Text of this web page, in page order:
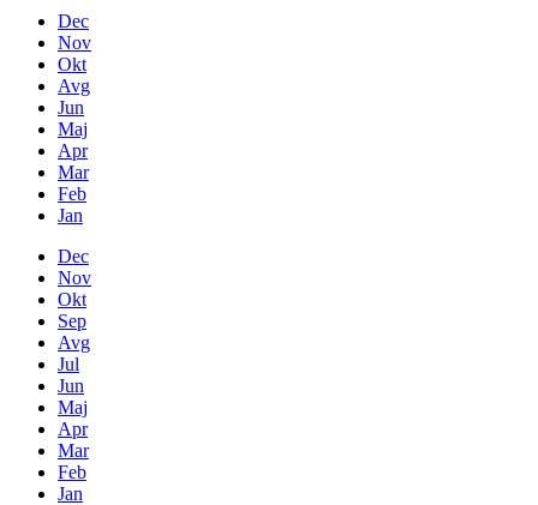
Dec
Nov
Okt
Avg
Jun
Maj
Apr
Mar
Feb
Jan
Dec
Nov
Okt
Sep
Avg
Jul
Jun
Maj
Apr
Mar
Feb
Jan